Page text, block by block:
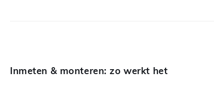
Inmeten & monteren: zo werkt het